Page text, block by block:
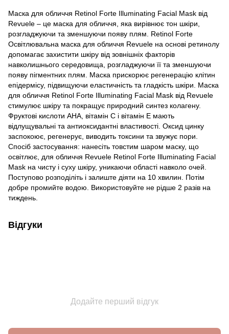
Маска для обличчя Retinol Forte Illuminating Facial Mask від
Revuele – це маска для обличчя, яка вирівнює тон шкіри,
розгладжуючи та зменшуючи появу плям. Retinol Forte
Освітлювальна маска для обличчя Revuele на основі ретинолу
допомагає захистити шкіру від зовнішніх факторів
навколишнього середовища, розгладжуючи її та зменшуючи
появу пігментних плям. Маска прискорює регенерацію клітин
епідермісу, підвищуючи еластичність та гладкість шкіри. Маска
для обличчя Retinol Forte Illuminating Facial Mask від Revuele
стимулює шкіру та покращує природний синтез колагену.
Фруктові кислоти AHA, вітамін C і вітамін E мають
відлущувальні та антиоксидантні властивості. Оксид цинку
заспокоює, регенерує, виводить токсини та звужує пори.
Спосіб застосування: нанесіть товстим шаром маску, що
освітлює, для обличчя Revuele Retinol Forte Illuminating Facial
Mask на чисту і суху шкіру, уникаючи області навколо очей.
Поступово розподіліть і залиште діяти на 10 хвилин. Потім
добре промийте водою. Використовуйте не рідше 2 разів на
тиждень.
Відгуки
Додайте перший відгук